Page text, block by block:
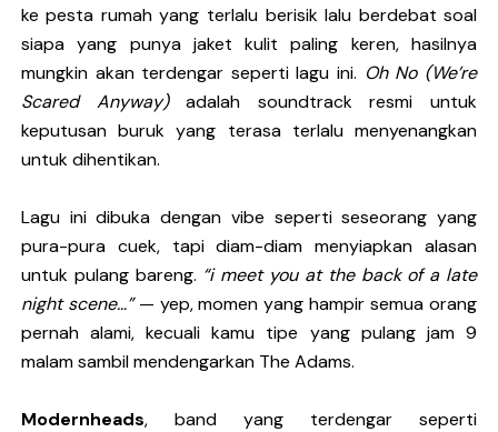
DESERVE Lepaskan Amarah dan Kritik Sosial Lewat
Bunuhdiri Perkenalkan Dunia Distopia Lewat
Sindikat Sisa Semalam Rayakan Kehangatan Tradisi
Kentara Lanjutkan Narasi Emosional Lewat Single
ke pesta rumah yang terlalu berisik lalu berdebat soal
siapa yang punya jaket kulit paling keren, hasilnya
mungkin akan terdengar seperti lagu ini. Oh No (We’re
Scared Anyway)adalah soundtrack resmi untuk
keputusan buruk yang terasa terlalu menyenangkan
untuk dihentikan.
Lagu ini dibuka dengan vibe seperti seseorang yang
pura-pura cuek, tapi diam-diam menyiapkan alasan
untuk pulang bareng. “i meet you at the back of a late
night scene…”— yep, momen yang hampir semua orang
pernah alami, kecuali kamu tipe yang pulang jam 9
malam sambil mendengarkan The Adams.
Modernheads, band yang terdengar seperti